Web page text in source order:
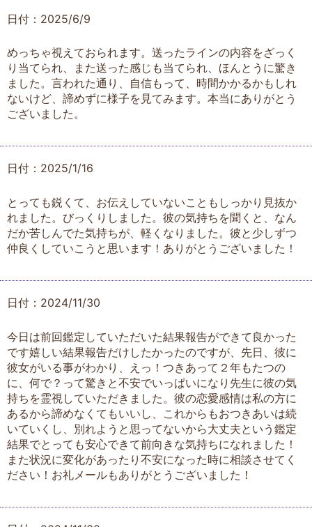
日付：2025/6/9
めっちゃ視えておられます。送ったラインの内容をざっく
り当てられ、また送った感じも当てられ、ほんとうに驚き
ました。言われた通り、自信もって、時間かかるかもしれ
ないけど、諦めずに様子を見てみます。本当にありがとう
ございました。
日付：2025/1/16
とっても鋭くて、お伝えしていないこともしっかり見抜か
れました。びっくりしました。彼の気持ちを聞くと、なん
だか苦しんでた気持ちが、軽くなりました。彼と少しずつ
仲良くしていこうと思います！ありがとうございました！
日付：2024/11/30
今日は前回鑑定していただいた結果報告ができて良かった
です嬉しい結果報告だけしたかったのですが、先日、彼に
彼女がいる事がわかり、えっ！つきあって２年もたつの
に、何で？って驚きと不安でいっぱいになり先生に彼の気
持ちを霊視していただきました。彼の恋愛感情は私の方に
あるから諦めなくてもいいし、これからもおつきあいは続
いていくし、別れようと思ってないから大丈夫という鑑定
結果でとっても安心できて前向きな気持ちになれました！
また状況に変化があったり不安になった時に相談させてく
ださい！お礼メールもありがとうございました！